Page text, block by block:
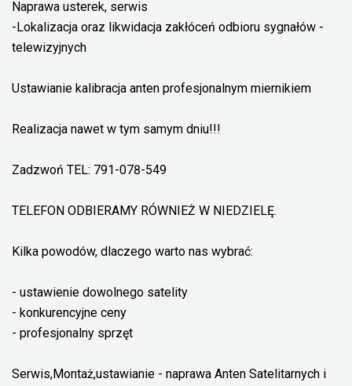
Naprawa usterek, serwis
-Lokalizacja oraz likwidacja zakłóceń odbioru sygnałów -
telewizyjnych
Ustawianie kalibracja anten profesjonalnym miernikiem
Realizacja nawet w tym samym dniu!!!
Zadzwoń TEL: 791-078-549
TELEFON ODBIERAMY RÓWNIEŻ W NIEDZIELĘ.
Kilka powodów, dlaczego warto nas wybrać:
- ustawienie dowolnego satelity
- konkurencyjne ceny
- profesjonalny sprzęt
Serwis,Montaż,ustawianie - naprawa Anten Satelitarnych i